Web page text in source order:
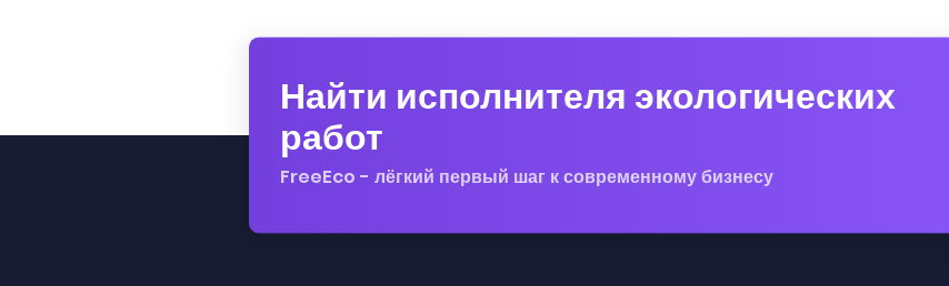
Найти исполнителя экологических
работ
FreeEco - лёгкий первый шаг к современному бизнесу